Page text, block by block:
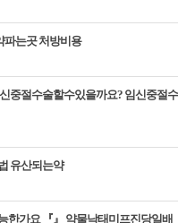
파는곳 처방비용
중절수술할수있을까요? 임신중절수
유산되는약
한가요 『』 약물낙태미프진당일배